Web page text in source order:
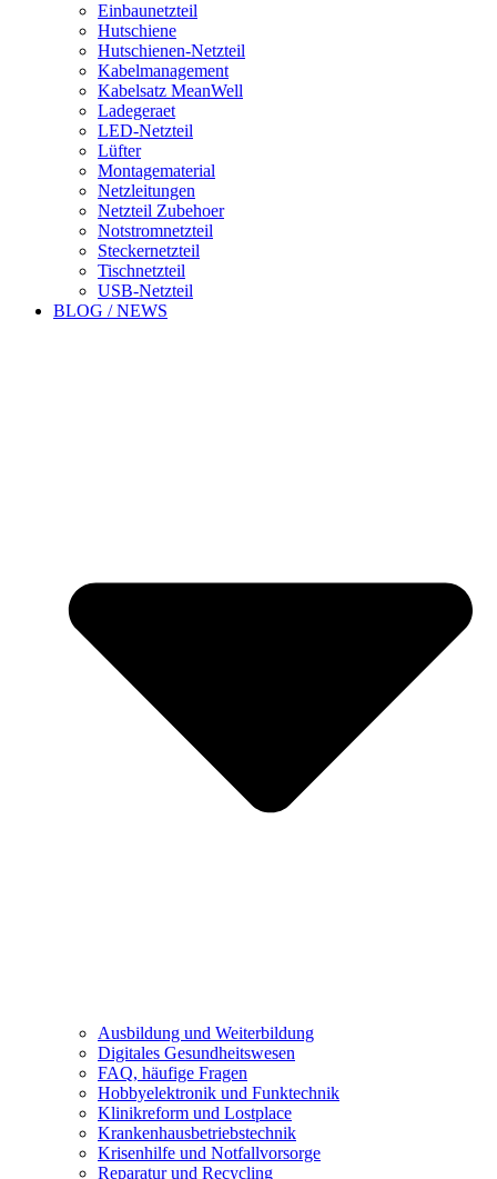
Einbaunetzteil
Hutschiene
Hutschienen-Netzteil
Kabelmanagement
Kabelsatz MeanWell
Ladegeraet
LED-Netzteil
Lüfter
Montagematerial
Netzleitungen
Netzteil Zubehoer
Notstromnetzteil
Steckernetzteil
Tischnetzteil
USB-Netzteil
BLOG / NEWS
Ausbildung und Weiterbildung
Digitales Gesundheitswesen
FAQ, häufige Fragen
Hobbyelektronik und Funktechnik
Klinikreform und Lostplace
Krankenhausbetriebstechnik
Krisenhilfe und Notfallvorsorge
Reparatur und Recycling